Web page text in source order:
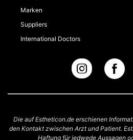
Marken
Suppliers
International Doctors
Die auf Estheticon.de erschienen
den Kontakt zwischen Arzt und Patient.
Haftung für jedwede Aussagen